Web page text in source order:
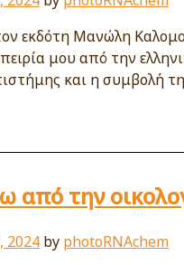
εκδότη Μανώλη
μου από την
και η συμβολή
από την
2024 by photoRNAchem